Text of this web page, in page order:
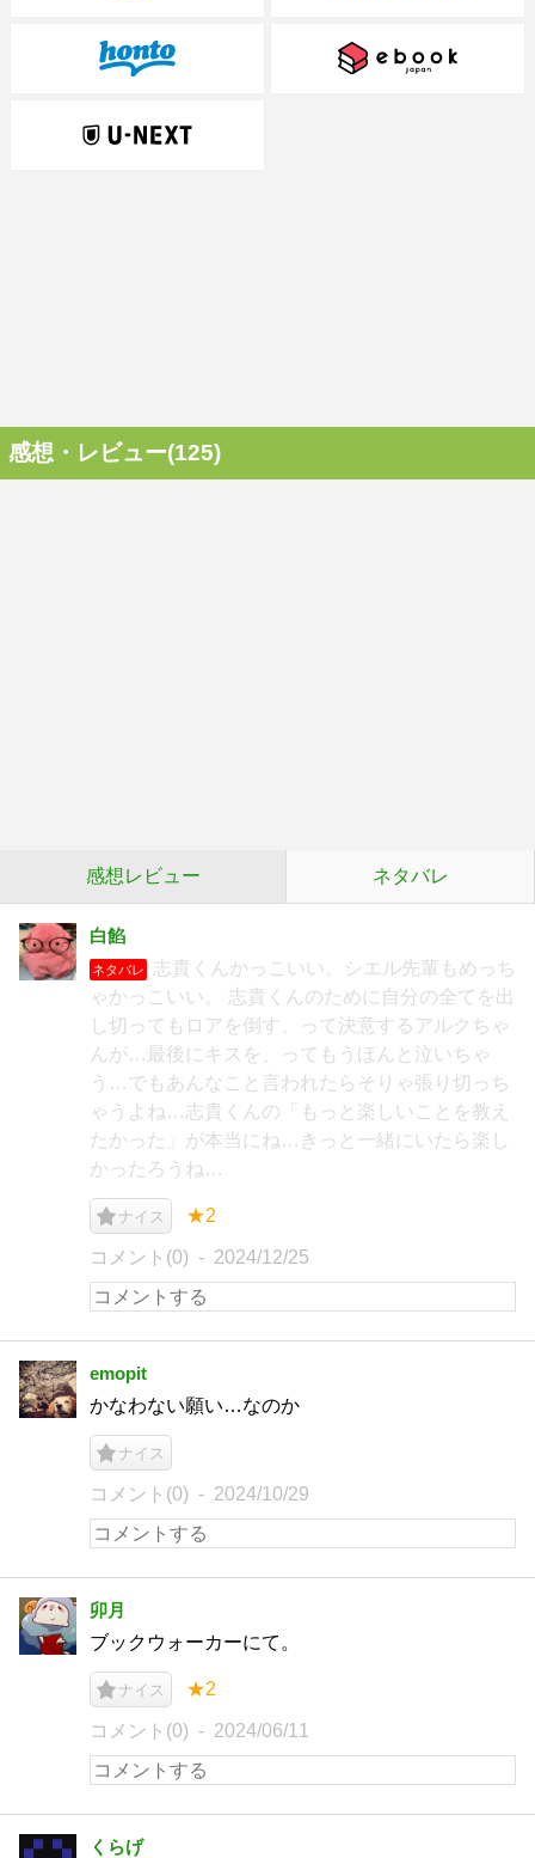
感想・レビュー(125)
感想レビュー ネタバレ
白餡
ネタバレ
志貴くんかっこいい。シエル先輩もめっち
ゃかっこいい。 志貴くんのために自分の全てを出
し切ってもロアを倒す、って決意するアルクちゃ
んが…最後にキスを、ってもうほんと泣いちゃ
う…でもあんなこと言われたらそりゃ張り切っち
ゃうよね…志貴くんの「もっと楽しいことを教え
たかった」が本当にね…きっと一緒にいたら楽し
かったろうね…
ナイス ★2
コメント(0) 2024/12/25
emopit
かなわない願い…なのか
ナイス
コメント(0) 2024/10/29
卯月
ブックウォーカーにて。
ナイス ★2
コメント(0) 2024/06/11
くらげ